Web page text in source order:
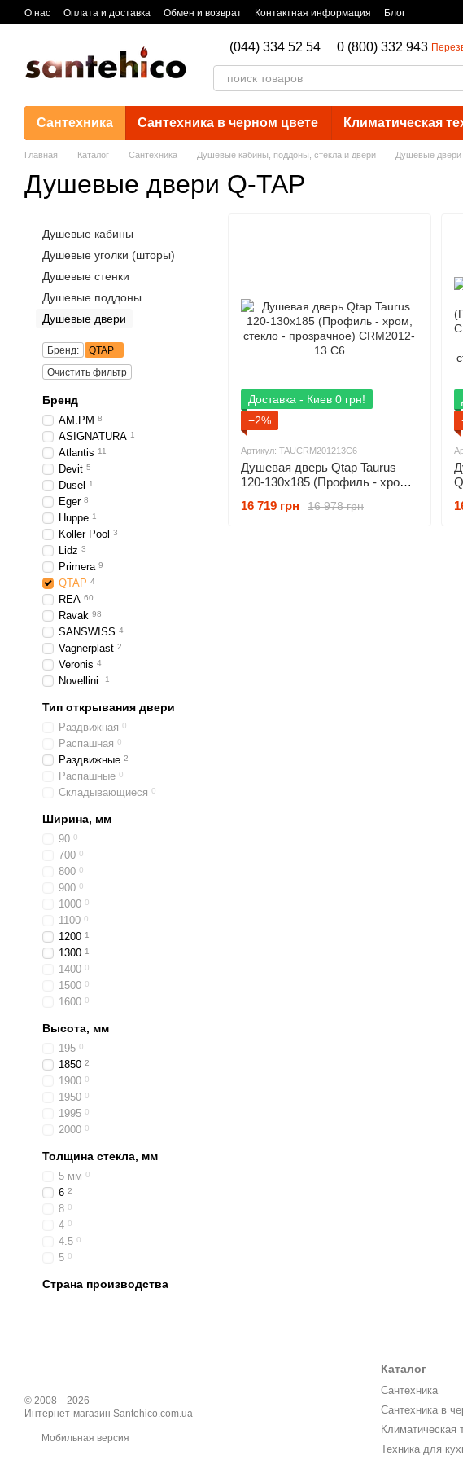
Перейти к основному контенту
О нас Оплата и доставка Обмен и возврат Контактная информация Блог
(044) 334 52 54 0 (800) 332 943
Сантехника Сантехника в черном цвете Климатическая
Главная Каталог Сантехника Душевые кабины, поддоны, стекла и двери Душевые двери
Душевые двери Q-TAP
Доставка - Киев 0 грн!
−2%
Артикул: TAUCRM201213C6
Душевая дверь Qtap Taurus
120-130x185 (Профиль - хром,
CRM2012-13.C616 978 грн
16 719 грн
Душевые кабины
Душевые уголки (шторы)
Душевые стенки
Душевые поддоны
Душевые двери
Бренд:
QTAP
Очистить фильтр
Бренд
AM.PM 8
ASIGNATURA 1
Atlantis 11
Devit 5
Dusel 1
Eger 8
Huppe 1
Koller Pool 3
Lidz 3
Primera 9
QTAP 4
REA 60
Ravak 98
SANSWISS 4
Vagnerplast 2
Veronis 4
Novellini 1
Тип открывания двери
Раздвижная 0
Распашная 0
Раздвижные 2
Распашные 0
Складывающиеся 0
Ширина, мм
90 0
700 0
800 0
900 0
1000 0
1100 0
1200 1
1300 1
1400 0
1500 0
1600 0
Высота, мм
195 0
1850 2
1900 0
1950 0
1995 0
2000 0
Толщина стекла, мм
5 мм 0
6 2
8 0
4 0
4.5 0
5 0
Страна производства
© 2008—2026
Интернет-магазин Santehico.com.ua
Мобильная версия
Каталог
Сантехника
Сантехника в
Климатическая
Техника для